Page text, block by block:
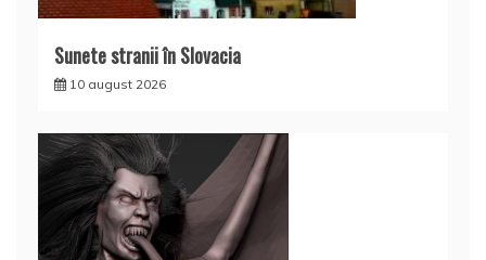
Sunete stranii în Slovacia
10 august 2026